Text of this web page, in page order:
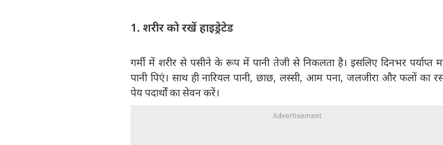
1. शरीर को रखें हाइड्रेटेड
गर्मी में शरीर से पसीने के रूप में पानी तेजी से निकलता है। इसलिए दिनभर पर्याप्त
पानी पिएं। साथ ही नारियल पानी, छाछ, लस्सी, आम पना, जलजीरा और फलों का
पेय पदार्थों का सेवन करें।